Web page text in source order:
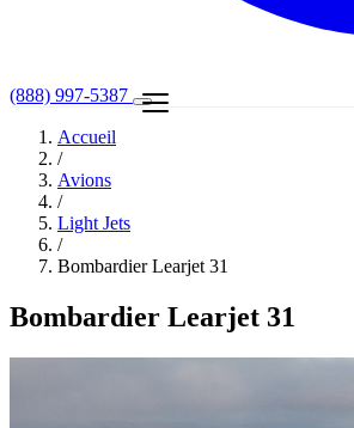
(888) 997-5387
Accueil
/
Avions
/
Light Jets
/
Bombardier Learjet 31
Bombardier Learjet 31